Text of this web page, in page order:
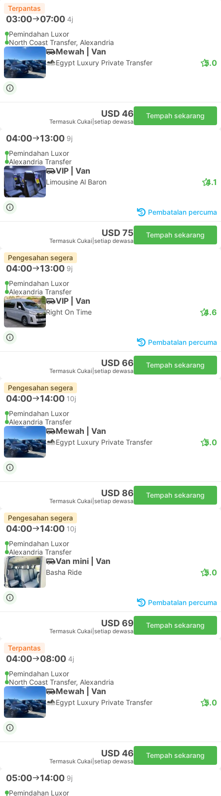
Terpantas
03:00 07:00 4j
Pemindahan Luxor
North Coast Transfer, Alexandria
Mewah | Van
Egypt Luxury Private Transfer 5.0
USD 46
Termasuk Cukai setiap dewasa
Tempah sekarang
04:00 13:00 9j
Pemindahan Luxor
Alexandria Transfer
VIP | Van
Limousine Al Baron 4.1
Pembatalan percuma
USD 75
Termasuk Cukai setiap dewasa
Tempah sekarang
Pengesahan segera
04:00 13:00 9j
Pemindahan Luxor
Alexandria Transfer
VIP | Van
Right On Time 4.6
Pembatalan percuma
USD 66
Termasuk Cukai setiap dewasa
Tempah sekarang
Pengesahan segera
04:00 14:00 10j
Pemindahan Luxor
Alexandria Transfer
Mewah | Van
Egypt Luxury Private Transfer 5.0
USD 86
Termasuk Cukai setiap dewasa
Tempah sekarang
Pengesahan segera
04:00 14:00 10j
Pemindahan Luxor
Alexandria Transfer
Van mini | Van
Basha Ride 5.0
Pembatalan percuma
USD 69
Termasuk Cukai setiap dewasa
Tempah sekarang
Terpantas
04:00 08:00 4j
Pemindahan Luxor
North Coast Transfer, Alexandria
Mewah | Van
Egypt Luxury Private Transfer 5.0
USD 46
Termasuk Cukai setiap dewasa
Tempah sekarang
05:00 14:00 9j
Pemindahan Luxor